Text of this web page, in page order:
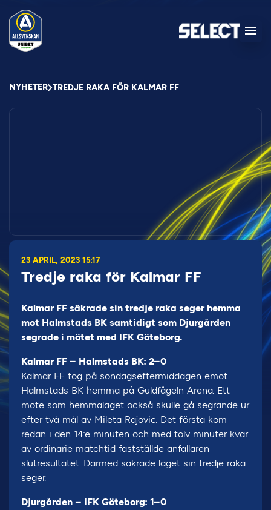
NYHETER TREDJE RAKA FÖR KALMAR FF
23 APRIL, 2023 15:17
Tredje raka för Kalmar FF
Kalmar FF säkrade sin tredje raka seger hemma
mot Halmstads BK samtidigt som Djurgården
segrade i mötet med IFK Göteborg.
Kalmar FF – Halmstads BK: 2–0
Kalmar FF tog på söndagseftermiddagen emot
Halmstads BK hemma på Guldfågeln Arena. Ett
möte som hemmalaget också skulle gå segrande ur
efter två mål av Mileta Rajovic. Det första kom
redan i den 14:e minuten och med tolv minuter kvar
av ordinarie matchtid fastställde anfallaren
slutresultatet. Därmed säkrade laget sin tredje raka
seger.
Djurgården – IFK Göteborg: 1–0